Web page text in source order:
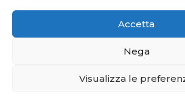
Accetta
Nega
Visualizza le
By providing your email address, you agree